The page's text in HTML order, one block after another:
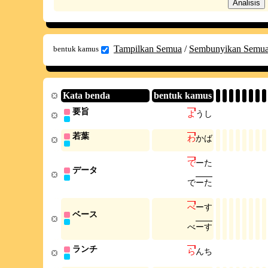
bentuk kamus Tampilkan Semua / Sembunyikan
Kata benda bentuk kamus
要旨 よう し
若葉 わかば
データ
でーた
でーた
ベース
べーす
べーす
ランチ らんち